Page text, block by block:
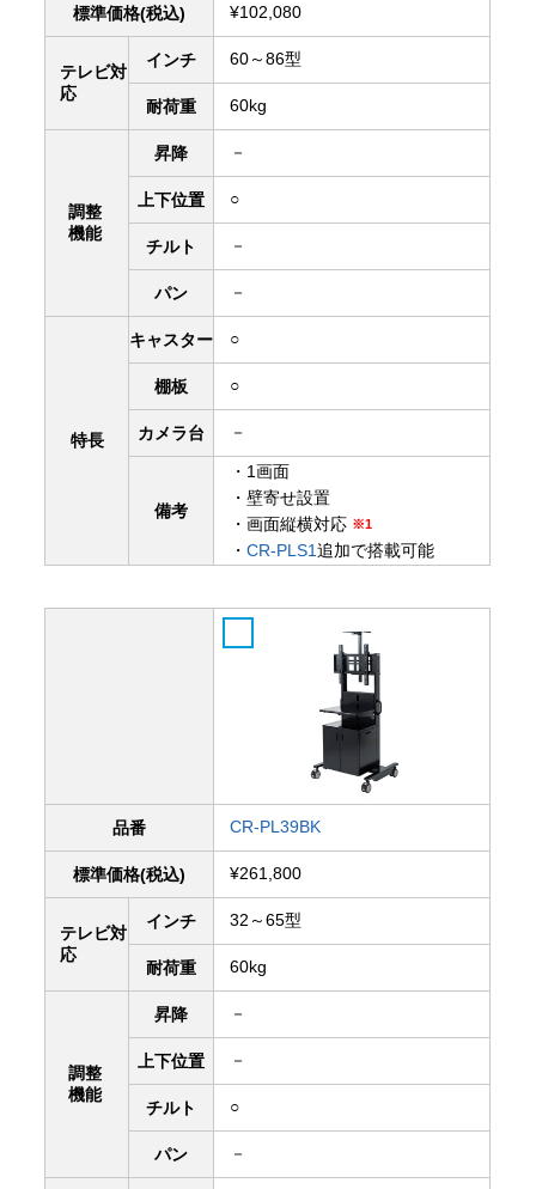
標準価格(税込) ¥102,080
テレビ対
応
インチ 60～86型
耐荷重 60kg
調整
機能
昇降 －
上下位置 ○
チルト －
パン －
特長
キャスター ○
棚板 ○
カメラ台 －
備考
・1画面
・壁寄せ設置
・画面縦横対応 ※1
・ CR-PLS1追加で搭載可能
品番 CR-PL39BK
標準価格(税込) ¥261,800
テレビ対
応
インチ 32～65型
耐荷重 60kg
調整
機能
昇降 －
上下位置 －
チルト ○
パン －